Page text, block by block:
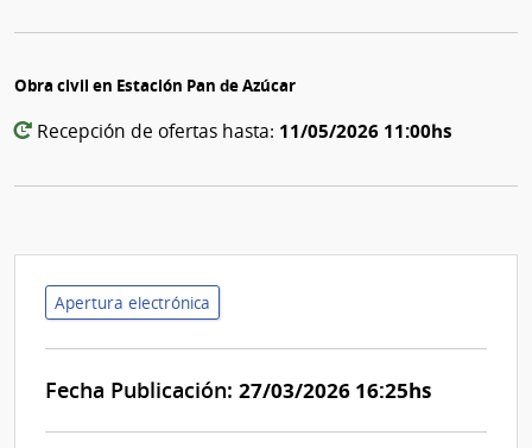
Obra civil en Estación Pan de Azúcar
Recepción de ofertas hasta: 11/05/2026 11:00hs
Apertura electrónica
Fecha Publicación: 27/03/2026 16:25hs